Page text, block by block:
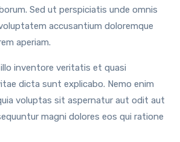
Sed ut perspiciatis unde omnis
accusantium doloremque
aperiam.
illo inventore veritatis et quasi
dicta sunt explicabo. Nemo enim
voluptas sit aspernatur aut odit aut
magni dolores eos qui ratione